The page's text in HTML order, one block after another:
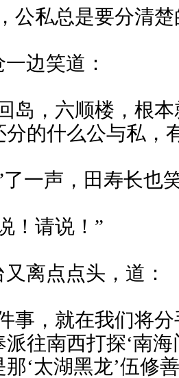
公私总是要分清楚
边笑道：
岛，六顺楼，根
分的什么公与私，
一声，田寿长也
！请说！”
离点点头，道：
事，就在我们将
派往南西打探‘南
那‘太湖黑龙’伍修